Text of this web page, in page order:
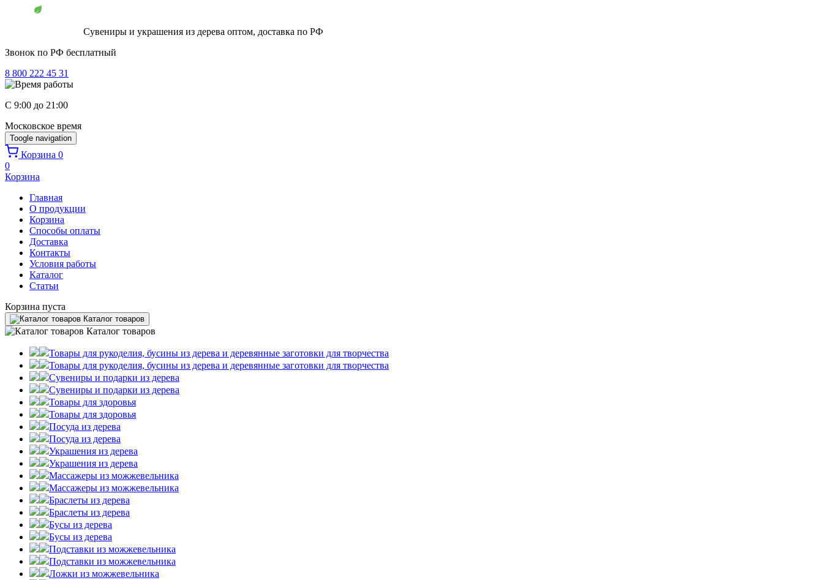
Перейти к основному содержанию
Сувениры и украшения из дерева оптом, доставка по РФ
Звонок по РФ бесплатный
8 800 222 45 31
C 9:00 до 21:00
Московское время
Toogle navigation
Корзина 0
0
Корзина
Главная
О продукции
Корзина
Способы оплаты
Доставка
Контакты
Условия работы
Каталог
Статьи
Корзина пуста
Каталог товаров
Каталог товаров
Товары для рукоделия, бусины из дерева и деревянные заготовки для творчества
Товары для рукоделия, бусины из дерева и деревянные заготовки для творчества
Сувениры и подарки из дерева
Сувениры и подарки из дерева
Товары для здоровья
Товары для здоровья
Посуда из дерева
Посуда из дерева
Украшения из дерева
Украшения из дерева
Массажеры из можжевельника
Массажеры из можжевельника
Браслеты из дерева
Браслеты из дерева
Бусы из дерева
Бусы из дерева
Подставки из можжевельника
Подставки из можжевельника
Ложки из можжевельника